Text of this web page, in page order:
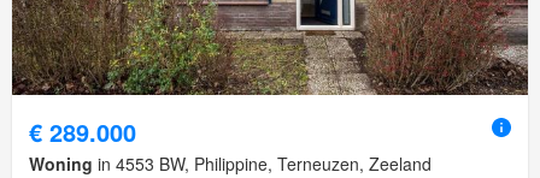
€ 289.000
Woning in 4553 BW, Philippine, Terneuzen, Zeeland